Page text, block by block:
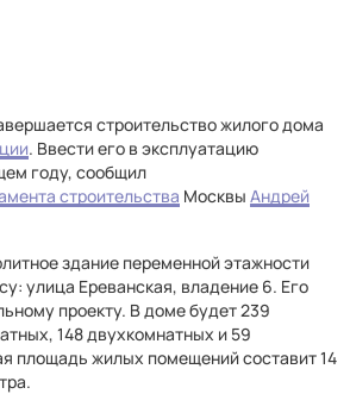
строительство жилого дома
. Ввести его в эксплуатацию
году, сообщил
строительства Москвы Андрей
здание переменной этажности
улица Ереванская, владение 6. Его
проекту. В доме будет 239
148 двухкомнатных и 59
площадь жилых помещений составит 14